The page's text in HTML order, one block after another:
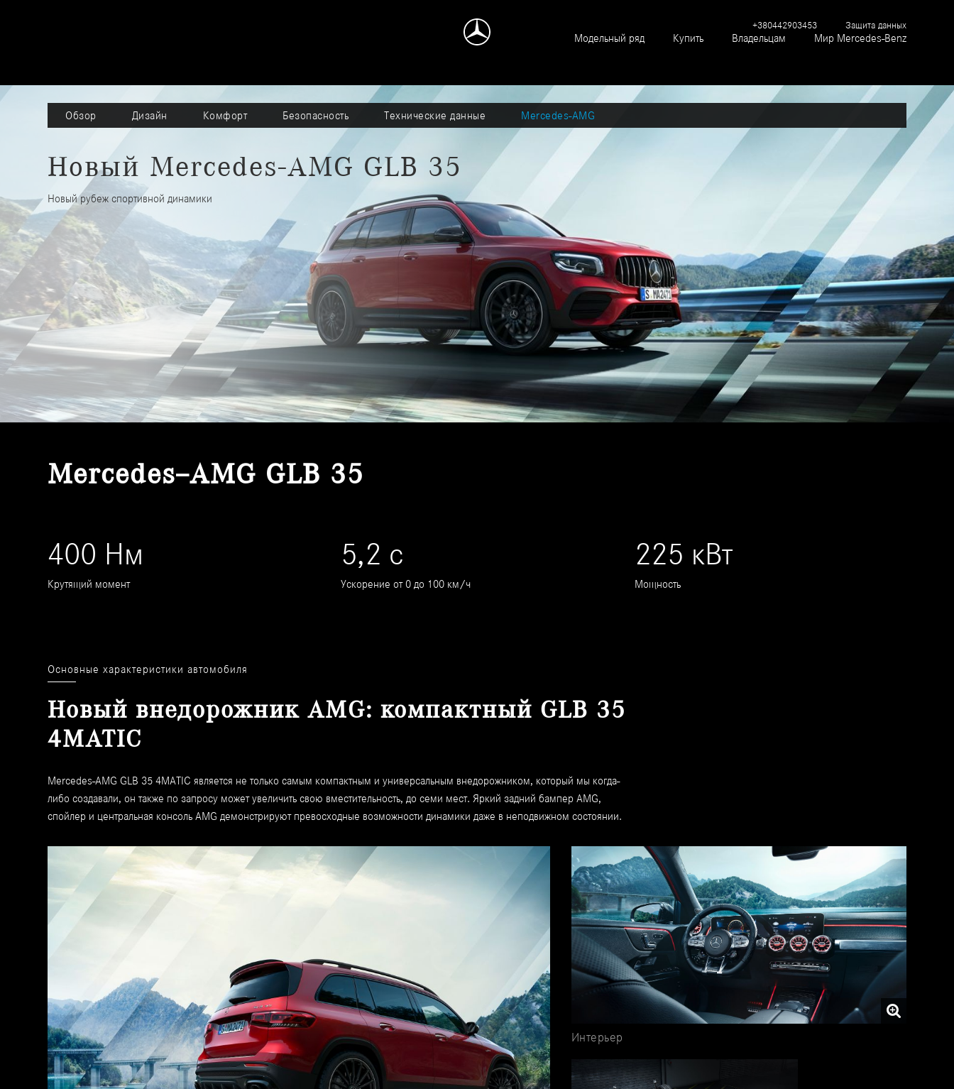
Защита данных
+380442903453
Модельный ряд Купить Владельцам Мир Mercedes-Benz
Обзор Дизайн Комфорт Безопасность Технические данные Mercedes-AMG
Новый Mercedes-AMG GLB 35
Новый рубеж спортивной динамики
Mercedes–AMG GLB 35
400 Нм
Крутящий момент
5,2 с
Ускорение от 0 до 100 км/ч
225 кВт
Мощность
Основные характеристики автомобиля
Новый внедорожник AMG: компактный GLB 35
4MATIC
Mercedes-AMG GLB 35 4MATIC является не только самым компактным и универсальным внедорожником, который мы когда-
либо создавали, он также по запросу может увеличить свою вместительность, до семи мест. Яркий задний бампер AMG,
спойлер и центральная консоль AMG демонстрируют превосходные возможности динамики даже в неподвижном состоянии.
Интерьер